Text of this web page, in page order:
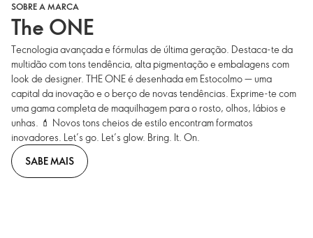
SOBRE A MARCA
The ONE
Tecnologia avançada e fórmulas de última geração. Destaca-te da
multidão com tons tendência, alta pigmentação e embalagens com
look de designer. THE ONE é desenhada em Estocolmo — uma
capital da inovação e o berço de novas tendências. Exprime-te com
uma gama completa de maquilhagem para o rosto, olhos, lábios e
unhas. 💄 Novos tons cheios de estilo encontram formatos
inovadores. Let’s go. Let’s glow. Bring. It. On.
SABE MAIS